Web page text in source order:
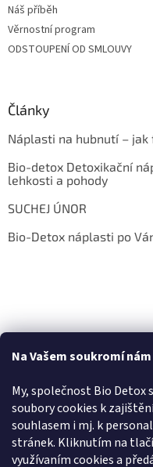
Na Vašem soukromí
My, společnost Bio Detox
soubory cookies k
souhlasem i mj. k
stránek. Kliknutím na
využívaním cookies a
Náš příběh
Věrnostní program
ODSTOUPENÍ OD SMLOUVY
Články
Náplasti na hubnutí –
Bio-detox Detoxikační
lehkosti a pohody
SUCHEJ ÚNOR
Bio-Detox náplasti po